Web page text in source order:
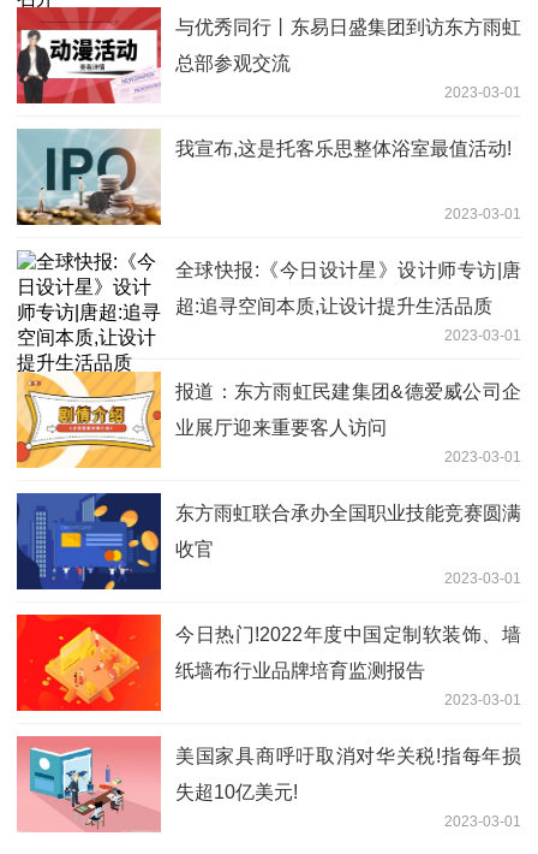
与优秀同行丨东易日盛集团到访东方雨虹
总部参观交流
2023-03-01
我宣布,这是托客乐思整体浴室最值活动!
2023-03-01
全球快报:《今日设计星》设计师专访|唐
超:追寻空间本质,让设计提升生活品质
2023-03-01
报道：东方雨虹民建集团&德爱威公司企
业展厅迎来重要客人访问
2023-03-01
东方雨虹联合承办全国职业技能竞赛圆满
收官
2023-03-01
今日热门!2022年度中国定制软装饰、墙
纸墙布行业品牌培育监测报告
2023-03-01
美国家具商呼吁取消对华关税!指每年损
失超10亿美元!
2023-03-01